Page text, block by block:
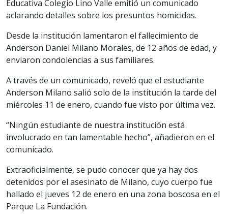
Educativa Colegio Lino Valle emitió un comunicado
aclarando detalles sobre los presuntos homicidas.
Desde la institución lamentaron el fallecimiento de
Anderson Daniel Milano Morales, de 12 años de edad, y
enviaron condolencias a sus familiares.
A través de un comunicado, reveló que el estudiante
Anderson Milano salió solo de la institución la tarde del
miércoles 11 de enero, cuando fue visto por última vez.
“Ningún estudiante de nuestra institución está
involucrado en tan lamentable hecho”, añadieron en el
comunicado.
Extraoficialmente, se pudo conocer que ya hay dos
detenidos por el asesinato de Milano, cuyo cuerpo fue
hallado el jueves 12 de enero en una zona boscosa en el
Parque La Fundación.